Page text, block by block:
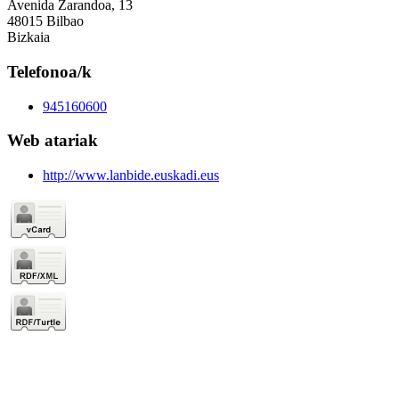
Avenida Zarandoa, 13
48015 Bilbao
Bizkaia
Telefonoa/k
945160600
Web atariak
http://www.lanbide.euskadi.eus